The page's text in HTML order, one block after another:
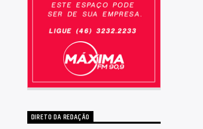
DIRETO DA REDAÇÃO